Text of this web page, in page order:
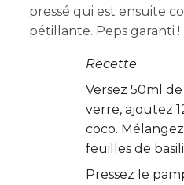
pressé qui est ensuite
pétillante. Peps garanti !
Recette
Versez 50ml
verre, ajoutez
coco.
feuilles de
Pressez le